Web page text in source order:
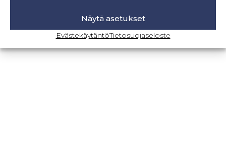
Näytä asetukset
EvästekäytäntöTietosuojaseloste
BLOGI-SIVULLE